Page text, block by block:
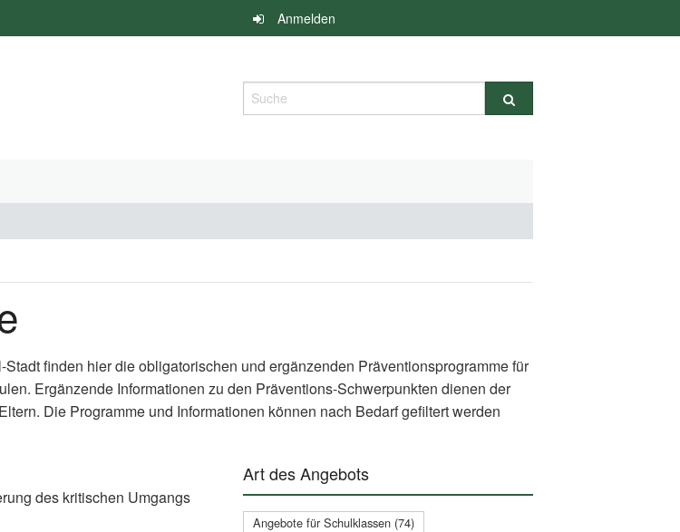
Anmelden
Suche
finden hier die obligatorischen und ergänzenden Präventionsprogramme für
Ergänzende Informationen zu den Präventions-Schwerpunkten dienen der
Die Programme und Informationen können nach Bedarf gefiltert werden
des kritischen Umgangs
Art des Angebots
Angebote für Schulklassen (74)